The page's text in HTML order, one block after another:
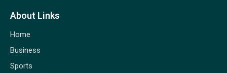
About Links
Home
Business
Sports